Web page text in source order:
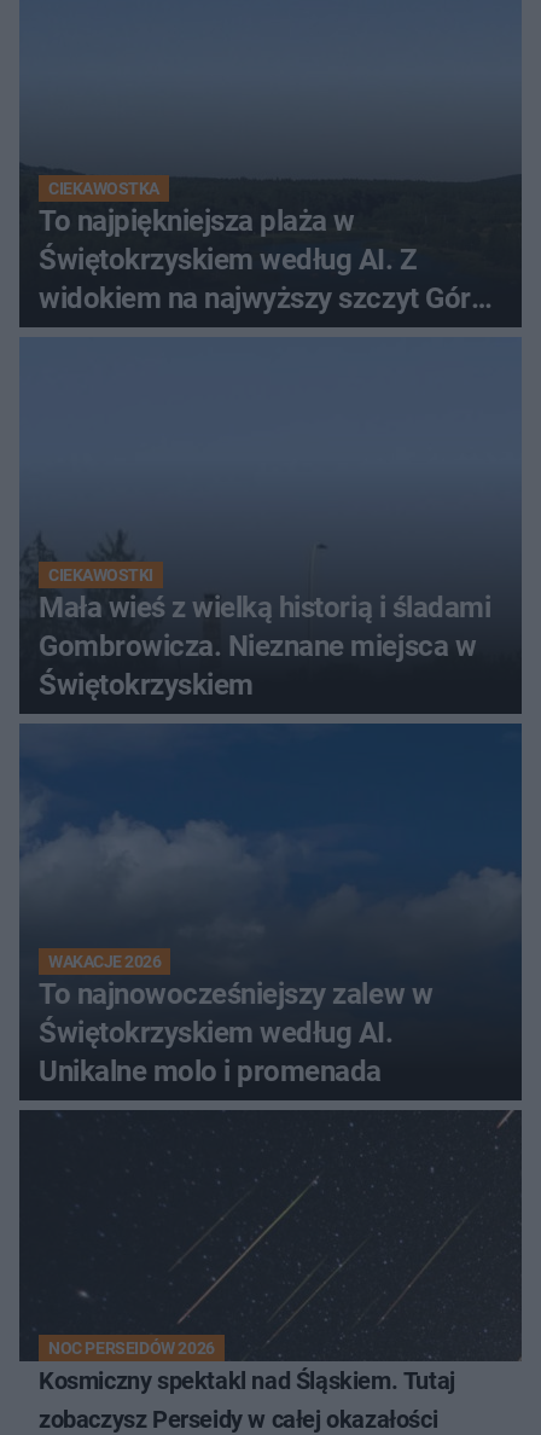
CIEKAWOSTKA
To najpiękniejsza plaża w
Świętokrzyskiem według AI. Z
widokiem na najwyższy szczyt Gór
Świętokrzyskich
CIEKAWOSTKI
Mała wieś z wielką historią i śladami
Gombrowicza. Nieznane miejsca w
Świętokrzyskiem
WAKACJE 2026
To najnowocześniejszy zalew w
Świętokrzyskiem według AI.
Unikalne molo i promenada
NOC PERSEIDÓW 2026
Kosmiczny spektakl nad Śląskiem. Tutaj
zobaczysz Perseidy w całej okazałości